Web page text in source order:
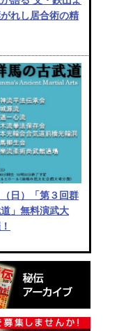
れし居合術の精
日）「第３回群
」無料演武大